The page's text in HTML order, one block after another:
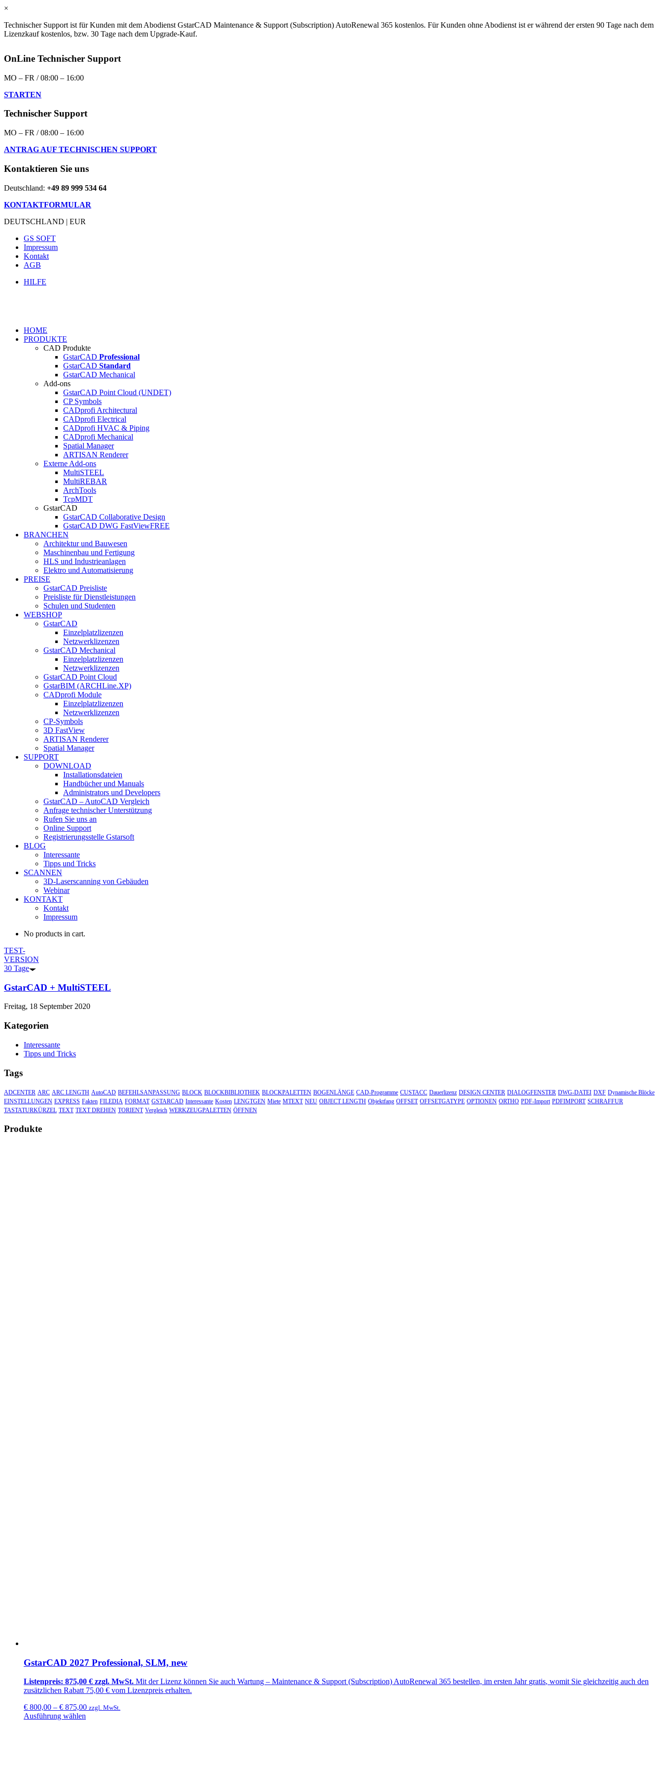
×
Technischer Support ist für Kunden mit dem Abodienst GstarCAD Maintenance & Support (Subscription) AutoRenewal 365 kostenlos. Für Kunden ohne Abodienst ist er während der ersten 90 Tage nach dem
Lizenzkauf kostenlos, bzw. 30 Tage nach dem Upgrade-Kauf.
OnLine Technischer Support
MO – FR / 08:00 – 16:00
STARTEN
Technischer Support
MO – FR / 08:00 – 16:00
ANTRAG AUF TECHNISCHEN SUPPORT
Kontaktieren Sie uns
Deutschland: +49 89 999 534 64
KONTAKTFORMULAR
DEUTSCHLAND | EUR
GS SOFT
Impressum
Kontakt
AGB
HILFE
HOME
PRODUKTE
CAD Produkte
GstarCAD Professional
GstarCAD Standard
GstarCAD Mechanical
Add-ons
GstarCAD Point Cloud (UNDET)
CP Symbols
CADprofi Architectural
CADprofi Electrical
CADprofi HVAC & Piping
CADprofi Mechanical
Spatial Manager
ARTISAN Renderer
Externe Add-ons
MultiSTEEL
MultiREBAR
ArchTools
TcpMDT
GstarCAD
GstarCAD Collaborative Design
GstarCAD DWG FastViewFREE
BRANCHEN
Architektur und Bauwesen
Maschinenbau und Fertigung
HLS und Industrieanlagen
Elektro und Automatisierung
PREISE
GstarCAD Preisliste
Preisliste für Dienstleistungen
Schulen und Studenten
WEBSHOP
GstarCAD
Einzelplatzlizenzen
Netzwerklizenzen
GstarCAD Mechanical
Einzelplatzlizenzen
Netzwerklizenzen
GstarCAD Point Cloud
GstarBIM (ARCHLine.XP)
CADprofi Module
Einzelplatzlizenzen
Netzwerklizenzen
CP-Symbols
3D FastView
ARTISAN Renderer
Spatial Manager
SUPPORT
DOWNLOAD
Installationsdateien
Handbücher und Manuals
Administrators und Developers
GstarCAD – AutoCAD Vergleich
Anfrage technischer Unterstützung
Rufen Sie uns an
Online Support
Registrierungsstelle Gstarsoft
BLOG
Interessante
Tipps und Tricks
SCANNEN
3D-Laserscanning von Gebäuden
Webinar
KONTAKT
Kontakt
Impressum
No products in cart.
TEST-
VERSION
30 Tage
GstarCAD + MultiSTEEL
Freitag, 18 September 2020
Kategorien
Interessante
Tipps und Tricks
Tags
ADCENTER ARC ARC LENGTH AutoCAD BEFEHLSANPASSUNG BLOCK BLOCKBIBLIOTHEK BLOCKPALETTEN BOGENLÄNGE CAD-Programme CUSTACC Dauerlizenz DESIGN CENTER DIALOGFENSTER DWG-DATEI DXF Dynamische Blöcke
EINSTELLUNGEN EXPRESS Fakten FILEDIA FORMAT GSTARCAD Interessante Kosten LENGTGEN Miete MTEXT NEU OBJECT LENGTH Objektfang OFFSET OFFSETGATYPE OPTIONEN ORTHO PDF-Import PDFIMPORT SCHRAFFUR
TASTATURKÜRZEL TEXT TEXT DREHEN TORIENT Vergleich WERKZEUGPALETTEN ÖFFNEN
Produkte
GstarCAD 2027 Professional, SLM, new
Listenpreis: 875,00 € zzgl. MwSt. Mit der Lizenz können Sie auch Wartung – Maintenance & Support (Subscription) AutoRenewal 365 bestellen, im ersten Jahr gratis, womit Sie gleichzeitig auch den
zusätzlichen Rabatt 75,00 € vom Lizenzpreis erhalten.
€ 800,00 – € 875,00 zzgl. MwSt.
Ausführung wählen